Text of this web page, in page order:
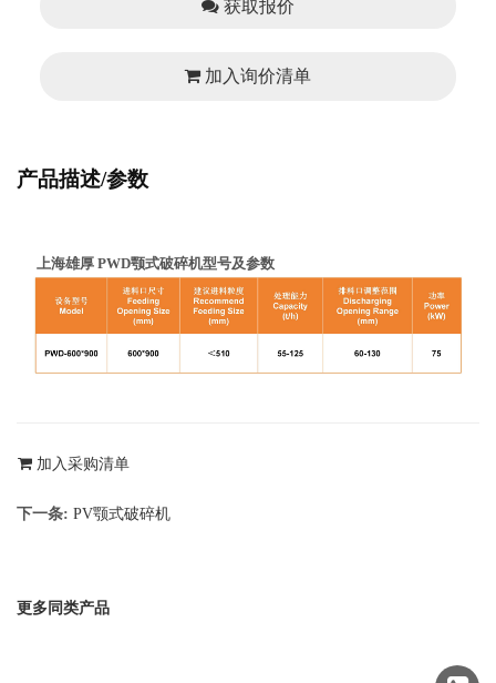
获取报价
加入询价清单
产品描述/参数
上海雄厚 PWD颚式破碎机型号及参数
加入采购清单
下一条: PV颚式破碎机
更多同类产品